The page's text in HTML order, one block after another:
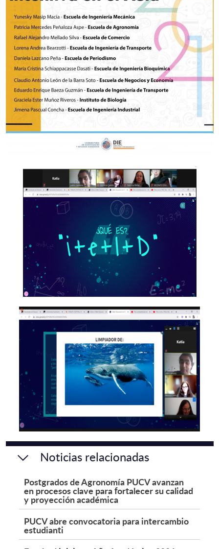
Noticias relacionadas
Postgrados de Agronomía PUCV avanzan
en procesos clave para fortalecer su calidad
y proyección académica
PUCV abre convocatoria para intercambio
estudianti